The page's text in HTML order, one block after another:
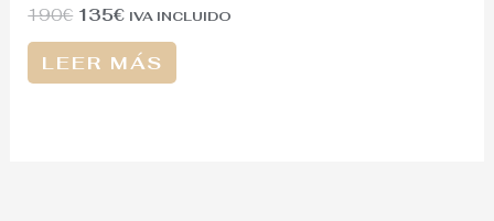
190€ 135€ IVA INCLUIDO
LEER MÁS